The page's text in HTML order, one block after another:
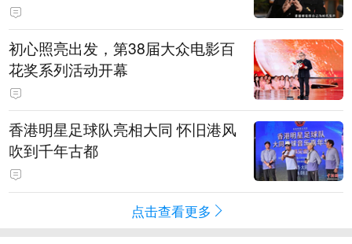
初心照亮出发，第38届大众电影百
花奖系列活动开幕
香港明星足球队亮相大同 怀旧港风
吹到千年古都
点击查看更多